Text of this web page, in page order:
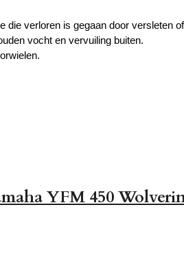
die verloren is gegaan door versleten
vocht en vervuiling buiten.
YFM 450